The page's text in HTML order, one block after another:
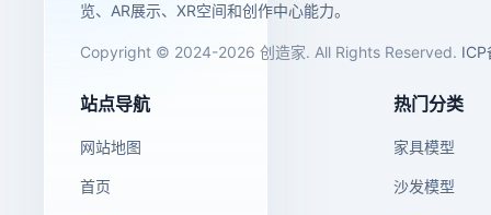
览、AR展示、XR空间和创作中心能力。
Copyright © 2024-2026 创造家. All Rights Reserved. ICP
站点导航
网站地图
首页
热门分类
家具模型
沙发模型